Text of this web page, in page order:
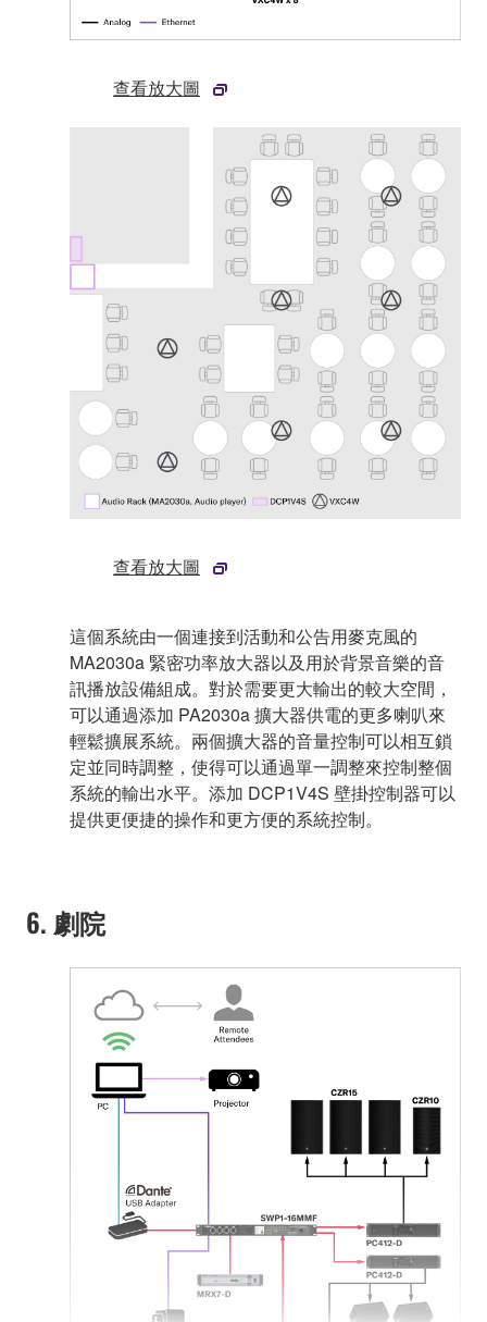
查看放大圖
查看放大圖
這個系統由一個連接到活動和公告用麥克風的
MA2030a 緊密功率放大器以及用於背景音樂的音
訊播放設備組成。對於需要更大輸出的較大空間，
可以通過添加 PA2030a 擴大器供電的更多喇叭來
輕鬆擴展系統。兩個擴大器的音量控制可以相互鎖
定並同時調整，使得可以通過單一調整來控制整個
系統的輸出水平。添加 DCP1V4S 壁掛控制器可以
提供更便捷的操作和更方便的系統控制。
6. 劇院